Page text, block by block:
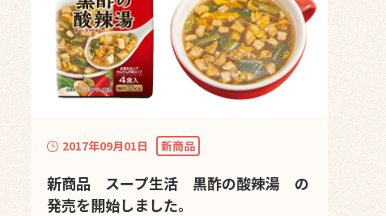
2017年09月01日 新商品
新商品 スープ生活 黒酢の酸辣湯 の
発売を開始しました。